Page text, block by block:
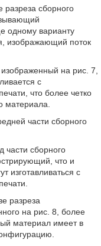
разреза сборного
одному варианту
изображающий поток
на рис. 7,
с
что более четко
материала.
части сборного
части сборного
что и
изготавливаться с
разреза
на рис. 8, более
материал имеет в